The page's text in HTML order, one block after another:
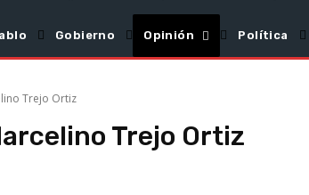
Gobierno Opinión Política
Trejo Ortiz
Trejo Ortiz